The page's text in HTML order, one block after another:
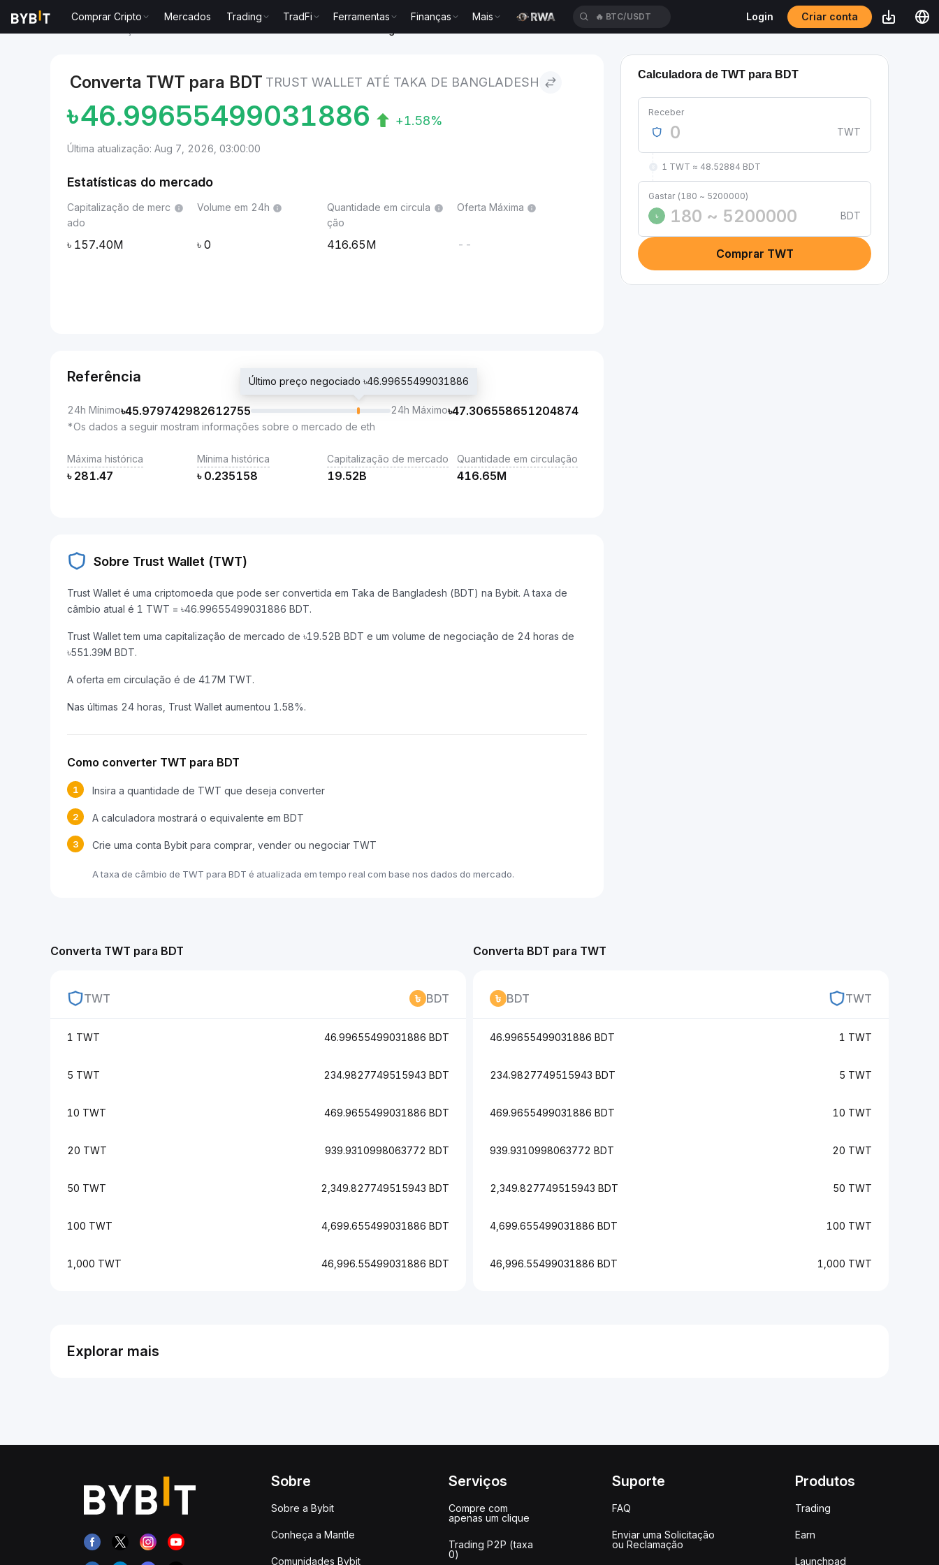
Comprar Cripto Mercados Trading TradFi Ferramentas Finanças Mais 🔥 BTC/USDT Login Criar conta
Converta TWT para BDT TRUST WALLET ATÉ TAKA DE BANGLADESH
৳46.99655499031886 +1.58%
Última atualização: Aug 7, 2026, 03:00:00
Estatísticas do mercado
Capitalização de merc
ado
157.40M
Volume em 24h
0
Quantidade em circula
ção
416.65M
Oferta Máxima
--
Referência
24h Mínimo৳45.979742982612755
Último preço negociado ৳46.99655499031886
24h Máximo৳47.306558651204874
*Os dados a seguir mostram informações sobre o mercado de eth
Máxima histórica
৳ 281.47
Mínima histórica
৳ 0.235158
Capitalização de mercado
19.52B
Quantidade em circulação
416.65M
Sobre Trust Wallet (TWT)
Trust Wallet é uma criptomoeda que pode ser convertida em Taka de Bangladesh (BDT) na Bybit. A taxa de
câmbio atual é 1 TWT = ৳46.99655499031886 BDT.
Trust Wallet tem uma capitalização de mercado de ৳19.52B BDT e um volume de negociação de 24 horas de
৳551.39M BDT.
A oferta em circulação é de 417M TWT.
Nas últimas 24 horas, Trust Wallet aumentou 1.58%.
Como converter TWT para BDT
1 Insira a quantidade de TWT que deseja converter
2 A calculadora mostrará o equivalente em BDT
3 Crie uma conta Bybit para comprar, vender ou negociar TWT
A taxa de câmbio de TWT para BDT é atualizada em tempo real com base nos dados do mercado.
Calculadora de TWT para BDT
Receber
TWT
1 TWT ≈ 48.52884 BDT
Gastar (180 ~ 5200000)
৳
BDT
Comprar TWT
Converta TWT para BDT
TWT BDT
1 TWT 46.99655499031886 BDT
5 TWT 234.9827749515943 BDT
10 TWT 469.9655499031886 BDT
20 TWT 939.9310998063772 BDT
50 TWT 2,349.827749515943 BDT
100 TWT 4,699.655499031886 BDT
1,000 TWT 46,996.55499031886 BDT
Converta BDT para TWT
BDT TWT
46.99655499031886 BDT 1 TWT
234.9827749515943 BDT 5 TWT
469.9655499031886 BDT 10 TWT
939.9310998063772 BDT 20 TWT
2,349.827749515943 BDT 50 TWT
4,699.655499031886 BDT 100 TWT
46,996.55499031886 BDT 1,000 TWT
Explorar mais
Sobre
Sobre a Bybit
Conheça a Mantle
Comunidades Bybit
Serviços
Compre com
apenas um clique
Trading P2P (taxa
0)
Suporte
FAQ
Enviar uma Solicitação
ou Reclamação
Produtos
Trading
Earn
Launchpad